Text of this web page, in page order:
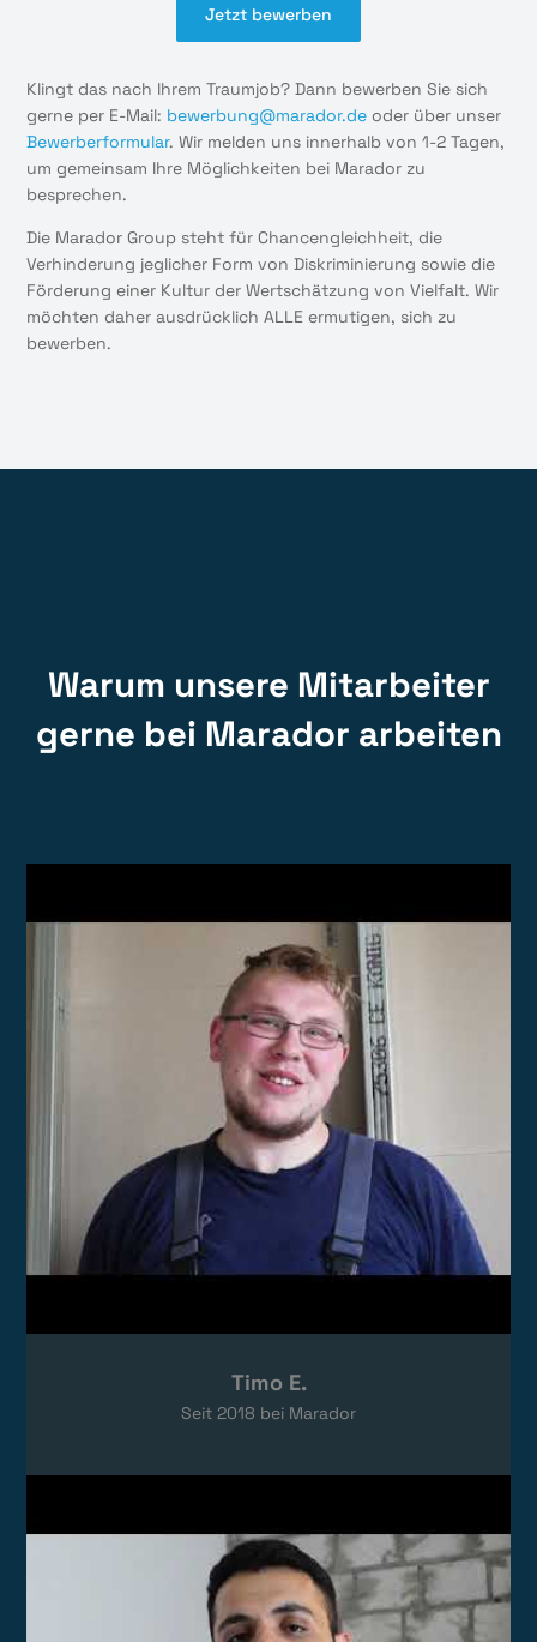
Jetzt bewerben
Klingt das nach Ihrem Traumjob? Dann bewerben Sie sich
gerne per E-Mail: bewerbung@marador.de oder über unser
Bewerberformular. Wir melden uns innerhalb von 1-2 Tagen,
um gemeinsam Ihre Möglichkeiten bei Marador zu
besprechen.
Die Marador Group steht für Chancengleichheit, die
Verhinderung jeglicher Form von Diskriminierung sowie die
Förderung einer Kultur der Wertschätzung von Vielfalt. Wir
möchten daher ausdrücklich ALLE ermutigen, sich zu
bewerben.
Warum unsere Mitarbeiter
gerne bei Marador arbeiten
Das Video wird von YouTube eingebettet.
Datenschutzerklärungenvon Google.
Timo E.
Seit 2018 bei Marador